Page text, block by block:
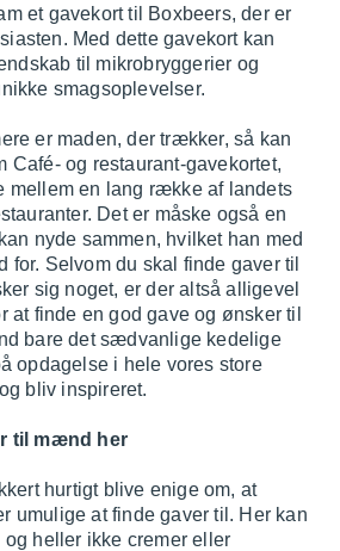
et gavekort til
Boxbeers, der er
Med dette gavekort kan
til mikrobryggerier og
smagsoplevelser.
er maden, der trækker, så kan
Café- og restaurant-gavekortet,
mellem en lang række af landets
Det er måske også en
nyde sammen, hvilket han med
for. Selvom du skal finde gaver til
sig noget, er der altså alligevel
at finde en god gave og ønsker til
bare det sædvanlige kedelige
opdagelse i hele vores store
bliv inspireret.
til mænd her
hurtigt blive enige om, at
umulige at finde gaver til. Her kan
heller ikke cremer eller